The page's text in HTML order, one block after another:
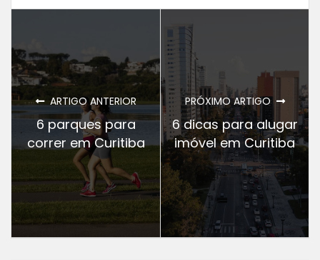
ARTIGO ANTERIOR
6 parques para
correr em Curitiba
PRÓXIMO ARTIGO
6 dicas para alugar
imóvel em Curitiba